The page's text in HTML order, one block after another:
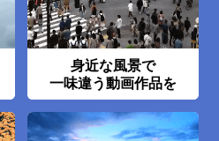
身近な風景で
一味違う動画作品を